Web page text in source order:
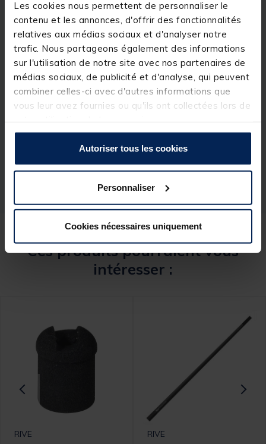
Les cookies nous permettent de personnaliser le
contenu et les annonces, d'offrir des fonctionnalités
relatives aux médias sociaux et d'analyser notre
trafic. Nous partageons également des informations
sur l'utilisation de notre site avec nos partenaires de
médias sociaux, de publicité et d'analyse, qui peuvent
combiner celles-ci avec d'autres informations que
vous leur avez fournies ou qu'ils ont collectées lors de
Autoriser tous les cookies
Personnaliser
Cookies nécessaires uniquement
Description
R-9XX SERIES - CLEAN CAPS - SET POUR BRIN N°3
Spécifications
206425-1
Marque
RIVE
Ces produits pourraient vous
intéresser :
RIVE RIVE